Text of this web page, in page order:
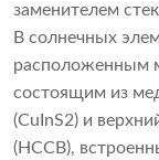
заменителем
В солнечных
расположенным
состоящим из
(CuInS2) и
(HCCB),